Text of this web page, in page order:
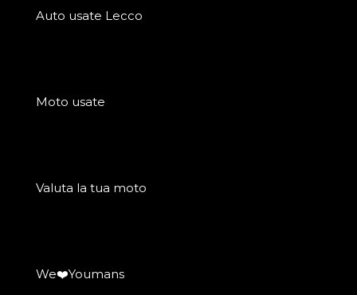
Auto usate Lecco
Moto usate
Valuta la tua moto
We❤️Youmans